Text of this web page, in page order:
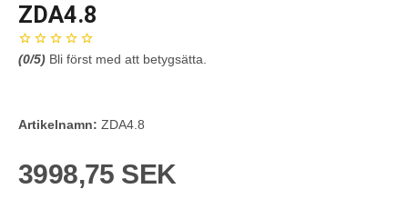
ZDA4.8
(0/5) Bli först med att betygsätta.
Artikelnamn: ZDA4.8
3998,75 SEK